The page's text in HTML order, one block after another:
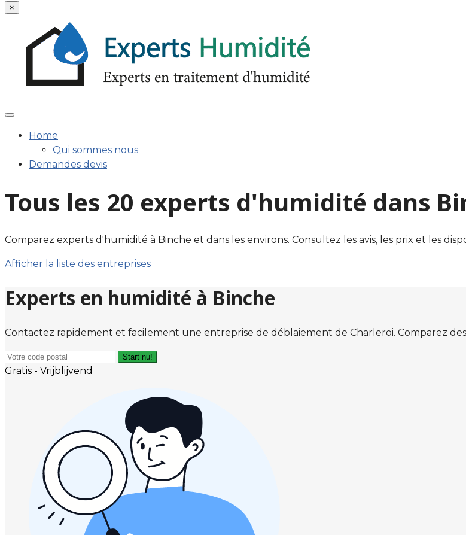
×
Home
Qui sommes nous
Demandes devis
Tous les 20 experts d'humidité dans
Comparez experts d'humidité à Binche et dans les environs. Consultez les avis, les prix et les
Afficher la liste des entreprises
Experts en humidité à Binche
Contactez rapidement et facilement une entreprise de déblaiement de Charleroi. Comparez
Start nu!
Gratis - Vrijblijvend